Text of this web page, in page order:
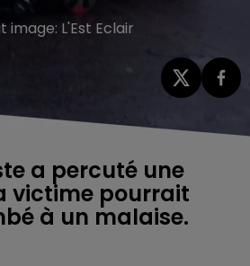
image: L'Est Eclair
a percuté une
victime pourrait
à un malaise.